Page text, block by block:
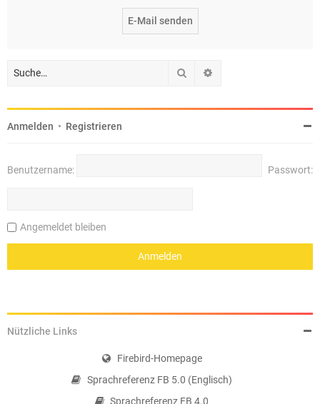
Suche
Anmelden • Registrieren
Benutzername: Passwort:
Angemeldet bleiben
Nützliche Links
Firebird-Homepage
Sprachreferenz FB 5.0 (Englisch)
Sprachreferenz FB 4.0